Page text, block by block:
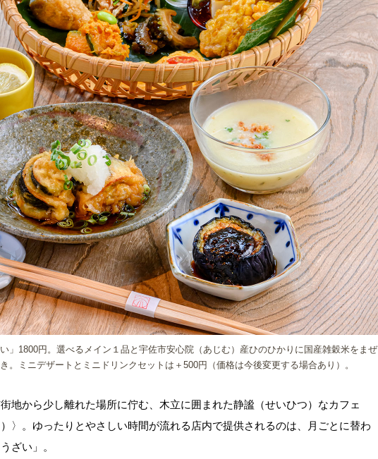
い」1800円。選べるメイン１品と宇佐市安心院（あじむ）産ひのひかりに国産雑穀米をまぜ
。ミニデザートとミニドリンクセットは＋500円（価格は今後変更する場合あり）。
地から少し離れた場所に佇む、木立に囲まれた静謐（せいひつ）なカフェ
）〉。ゆったりとやさしい時間が流れる店内で提供されるのは、月ごとに替わ
ざい」。